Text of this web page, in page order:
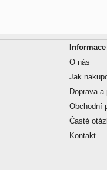
Informace
O nás
Jak
Doprava a
Obchodní
Časté
Kontakt